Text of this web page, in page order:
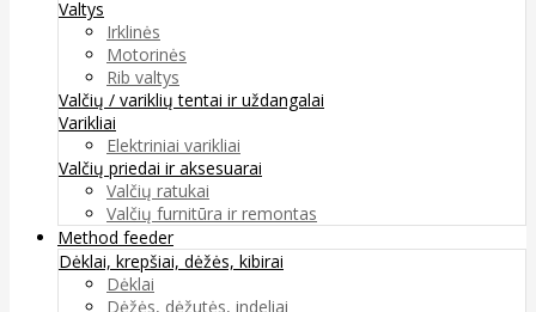
Valtys
Irklinės
Motorinės
Rib valtys
Valčių / variklių tentai ir uždangalai
Varikliai
Elektriniai varikliai
Valčių priedai ir aksesuarai
Valčių ratukai
Valčių furnitūra ir remontas
Method feeder
Dėklai, krepšiai, dėžės, kibirai
Dėklai
Dėžės, dėžutės, indeliai